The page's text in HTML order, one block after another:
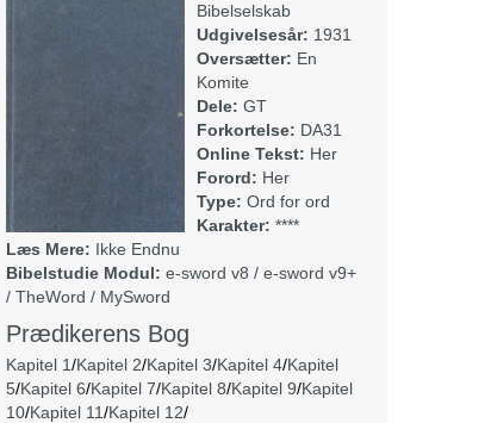
Bibelselskab
Udgivelsesår: 1931
Oversætter: En
Komite
Dele: GT
Forkortelse: DA31
Online Tekst: Her
Forord: Her
Type: Ord for ord
Karakter: ****
Læs Mere: Ikke Endnu
Bibelstudie Modul: e-sword v8 / e-sword v9+
/ TheWord / MySword
Prædikerens Bog
Kapitel 1/Kapitel 2/Kapitel 3/Kapitel 4/Kapitel
5/Kapitel 6/Kapitel 7/Kapitel 8/Kapitel 9/Kapitel
10/Kapitel 11/Kapitel 12/